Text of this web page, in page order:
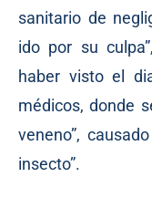
sanitario de
ido por su
haber visto el
médicos, donde
veneno”,
insecto”.